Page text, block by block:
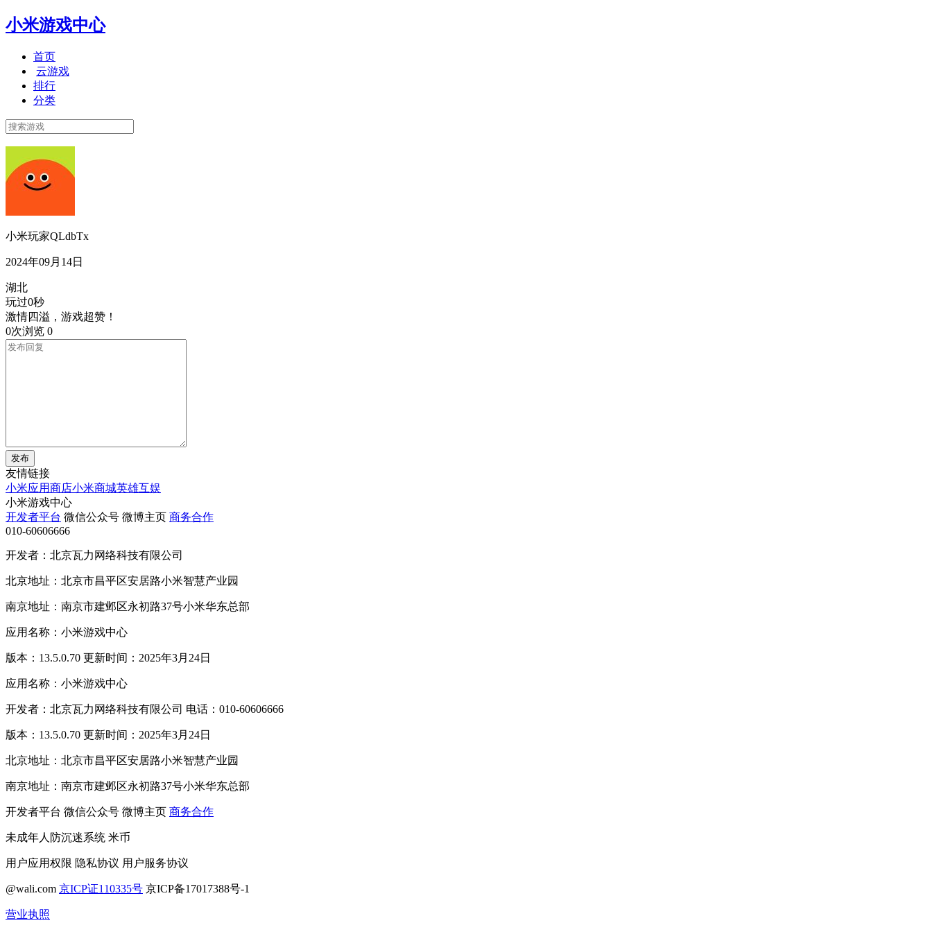
小米游戏中心
首页
云游戏
排行
分类
小米玩家QLdbTx
2024年09月14日
湖北
玩过0秒
激情四溢，游戏超赞！
0次浏览 0
发布
友情链接
小米应用商店小米商城英雄互娱
小米游戏中心
开发者平台 微信公众号 微博主页 商务合作
010-60606666
开发者：北京瓦力网络科技有限公司
北京地址：北京市昌平区安居路小米智慧产业园
南京地址：南京市建邺区永初路37号小米华东总部
应用名称：小米游戏中心
版本：13.5.0.70 更新时间：2025年3月24日
应用名称：小米游戏中心
开发者：北京瓦力网络科技有限公司 电话：010-60606666
版本：13.5.0.70 更新时间：2025年3月24日
北京地址：北京市昌平区安居路小米智慧产业园
南京地址：南京市建邺区永初路37号小米华东总部
开发者平台 微信公众号 微博主页 商务合作
未成年人防沉迷系统 米币
用户应用权限 隐私协议 用户服务协议
@wali.com 京ICP证110335号 京ICP备17017388号-1
营业执照